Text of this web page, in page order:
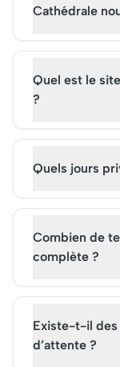
Cathédrale
Quel est le
?
Quels jours
Combien de
complète ?
Existe-t-il des
d’attente ?